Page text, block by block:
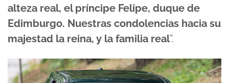
alteza real, el príncipe Felipe, duque de
Edimburgo. Nuestras condolencias hacia su
majestad la reina, y la familia real”.